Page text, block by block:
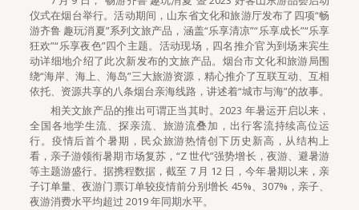
仪式在烟台举行。活动期间，山东省文化和旅游厅发布了四项“畅
游齐鲁 趣玩消夏”系列文旅产品，涵盖“乐享清凉”“乐享成长”“乐享
狂欢”“乐享夜色”四个主题。活动现场，四名推介官为到场来宾生
动详细地介绍了此次新发布的文旅产品。烟台市文化和旅游局围
绕“海岸、海上、海岛”三大旅游资源，精心推介了互联互动、互相
依托、资源共享的八条烟台亲海线路，讲述着“城市与海”的故事。
相关文旅产品的推出可谓正当其时。2023 年暑运开启以来，
全国各地学生流、探亲流、旅游流叠加，出行客流持续高位运
行。疫情后首个暑期，民众旅游热情创下历史新高，从结构上
看，亲子游领衔暑期市场复苏，“Z 世代”强势增长，夜游、避暑游
等主题游盛行。据携程数据，截至 7 月 12 日，今年暑期以来，亲
子订单量、夜游门票订单较疫情前分别增长 45%、307%，亲子、
夜游消费水平均超过 2019 年同期水平。